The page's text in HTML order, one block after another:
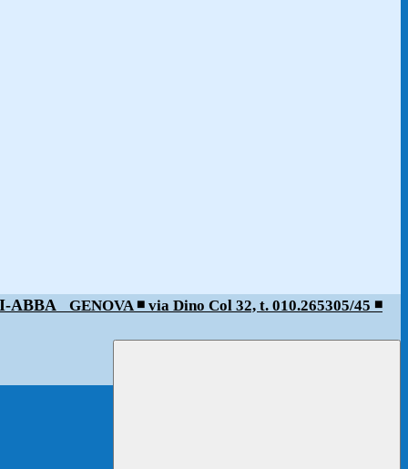
ABBA GENOVA ◾️ via Dino Col 32, t. 010.265305/45 ◾️